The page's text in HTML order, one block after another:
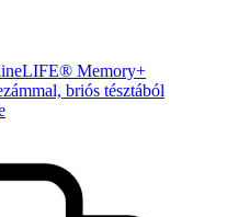
Memory+
briós tésztából